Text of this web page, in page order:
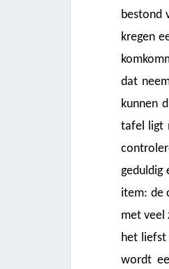
bestond
kregen
dat
kunnen
tafel ligt
geduldig
item: de
met veel
het liefst
wordt